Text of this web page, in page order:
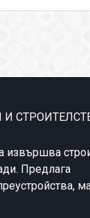
извършва
Предлага